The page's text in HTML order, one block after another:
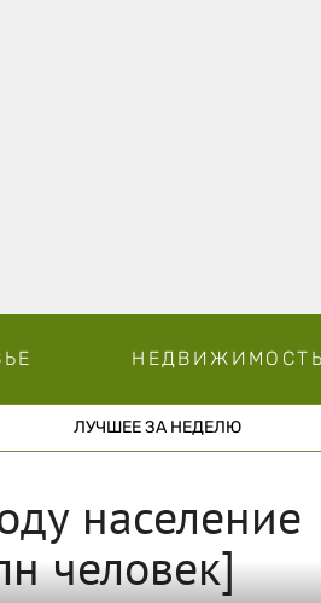
НЕДВИЖИМОСТЬ
ЛУЧШЕЕ ЗА НЕДЕЛЮ
население
человек]